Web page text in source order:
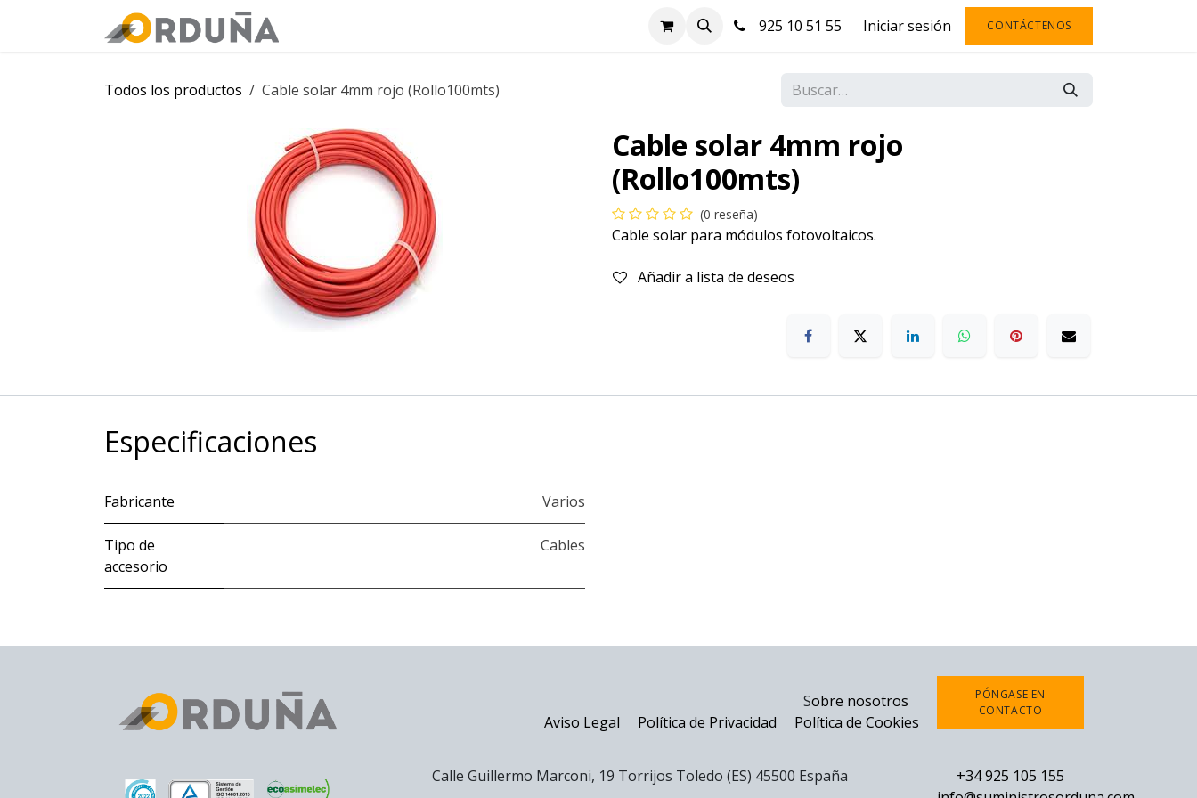
Blog Contacto925 10 51 55 Iniciar sesión CONTÁCTENOS
Todos los productos Cable solar 4mm rojo (Rollo100mts)
Cable solar 4mm rojo
(Rollo100mts)
(0 reseña)
Cable solar para módulos fotovoltaicos.
Añadir a lista de deseos
Especificaciones
Fabricante Varios
Tipo de
accesorio
Cables
Sobre nosotros
Aviso Legal
Política de Privacidad Política de Cookies
Calle Guillermo Marconi, 19 Torrijos Toledo (ES) 45500 España
PÓNGASE EN
CONTACTO
+34 925 105 155